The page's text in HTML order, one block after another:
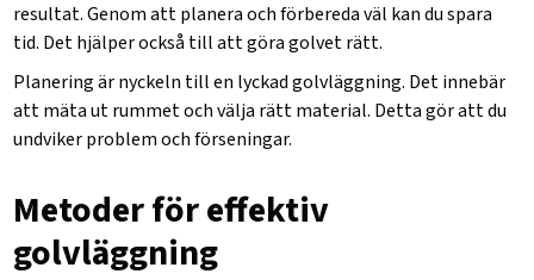
resultat. Genom att planera och förbereda väl kan du spara
tid. Det hjälper också till att göra golvet rätt.
Planering är nyckeln till en lyckad golvläggning. Det innebär
att mäta ut rummet och välja rätt material. Detta gör att du
undviker problem och förseningar.
Metoder för effektiv
golvläggning